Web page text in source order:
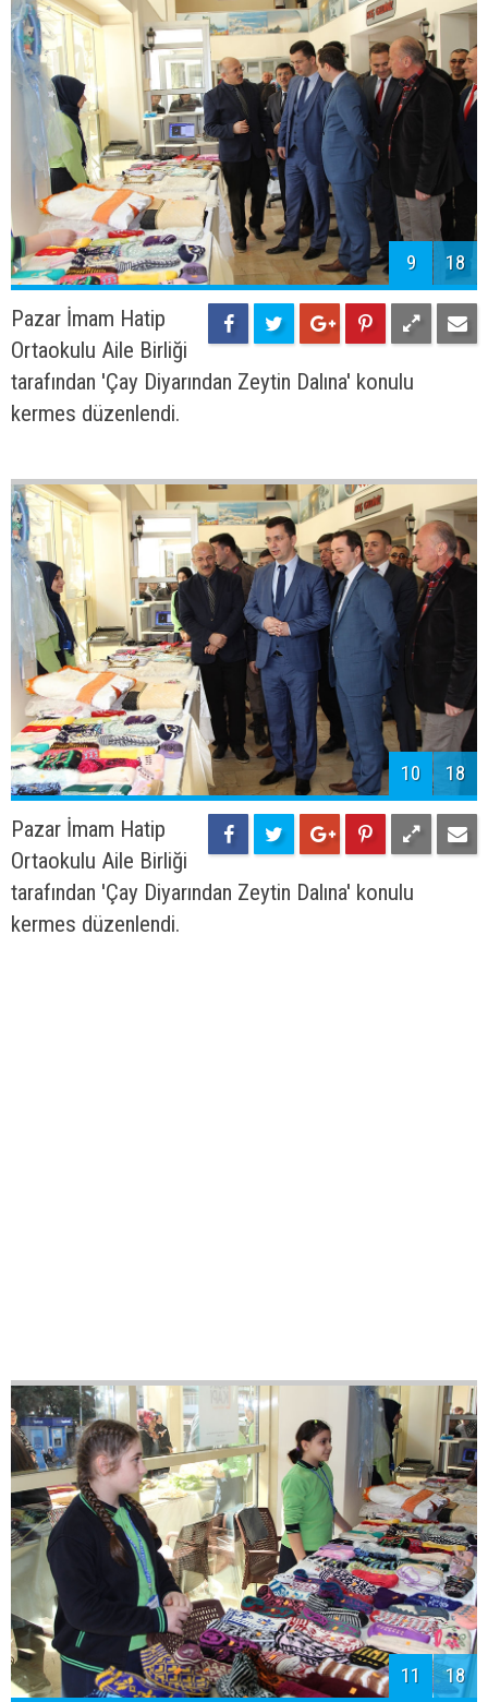
9 18
Pazar İmam Hatip
Ortaokulu Aile Birliği
tarafından 'Çay Diyarından Zeytin Dalına' konulu
kermes düzenlendi.
10 18
Pazar İmam Hatip
Ortaokulu Aile Birliği
tarafından 'Çay Diyarından Zeytin Dalına' konulu
kermes düzenlendi.
11 18